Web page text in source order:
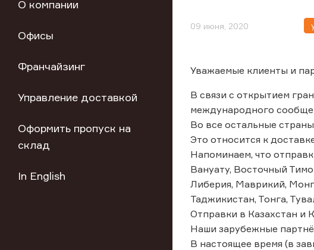
О компании
Офисы
Франчайзинг
Управление доставкой
Оформить пропуск на
склад
In English
09 июня, 2020
Уважаемые клиенты и
В связи с открытием
международного
Во все остальные
Это относится к
Напоминаем, что
Вануату, Восточный
Либерия, Маврикий,
Таджикистан, Тонга,
Отправки в Казахстан и
Наши зарубежные
В настоящее время (в